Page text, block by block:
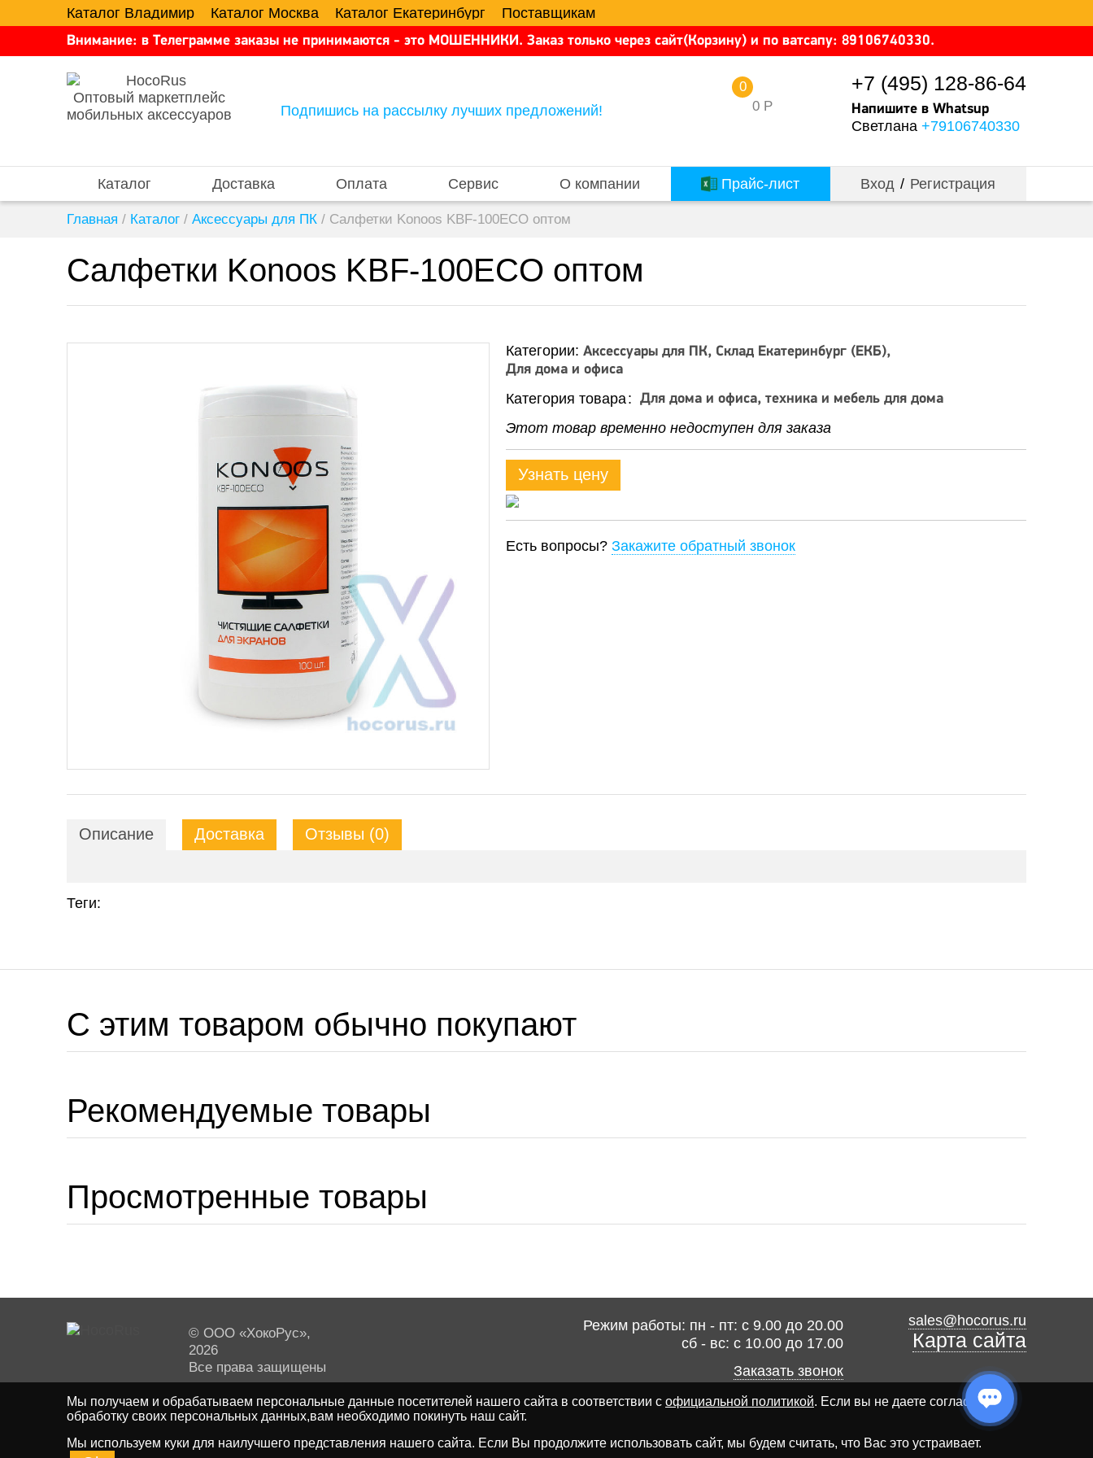
Каталог Владимир Каталог Москва Каталог Екатеринбург Поставщикам
Внимание: в Телеграмме заказы не принимаются - это МОШЕННИКИ. Заказ только через сайт(Корзину) и по ватсапу: 89106740330.
Оптовый маркетплейс
мобильных аксессуаров
Подпишись на рассылку лучших предложений! 0 Р
0 +7 (495) 128-86-64
Напишите в Whatsup
Светлана +79106740330
Каталог Доставка Оплата Сервис О компании Прайс-лист Вход / Регистрация
Главная / Каталог / Аксессуары для ПК / Салфетки Konoos KBF-100ECO оптом
Салфетки Konoos KBF-100ECO оптом
Категории: Аксессуары для ПК Склад Екатеринбург (ЕКБ)
Для дома и офиса
Категория товара Для дома и офиса, техника и мебель для дома
Этот товар временно недоступен для заказа
Узнать цену
Есть вопросы? Закажите обратный звонок
Описание Доставка Отзывы (0)
Теги:
C этим товаром обычно покупают
Рекомендуемые товары
Просмотренные товары
© ООО «ХокоРус»,
2026
Все права защищены
Режим работы: пн - пт: с 9.00 до 20.00
сб - вс: с 10.00 до 17.00
Заказать звонок
sales@hocorus.ru
Карта сайта
Мы получаем и обрабатываем персональные данные посетителей нашего сайта в соответствии с официальной политикой. Если вы не даете согласия на
обработку своих персональных данных,вам необходимо покинуть наш сайт.
Мы используем куки для наилучшего представления нашего сайта. Если Вы продолжите использовать сайт, мы будем считать, что Вас это устраивает.